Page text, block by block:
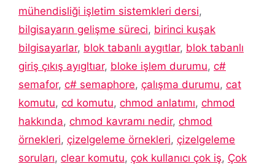
mühendisliği işletim sistemkleri dersi,
bilgisayarın gelişme süreci, birinci kuşak
bilgisayarlar, blok tabanlı aygıtlar, blok tabanlı
giriş çıkış ayıgltıar, bloke işlem durumu, c#
semafor, c# semaphore, çalışma durumu, cat
komutu, cd komutu, chmod anlatımı, chmod
hakkında, chmod kavramı nedir, chmod
örnekleri, çizelgeleme örnekleri, çizelgeleme
soruları, clear komutu, çok kullanıcı çok iş, Çok